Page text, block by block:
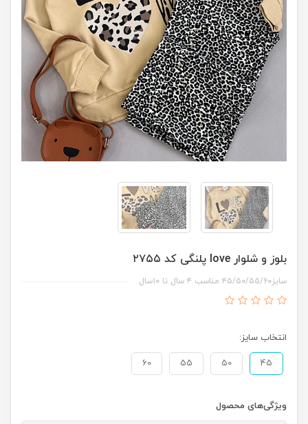
بلوز و شلوار love پلنگی کد ۲۷۵۵
سایز۴۵/۵۰/۵۵/۶۰ مناسب ۴ سال تا ۱۰سال
انتخاب سایز:
45
50
55
60
ویژگی‌های محصول